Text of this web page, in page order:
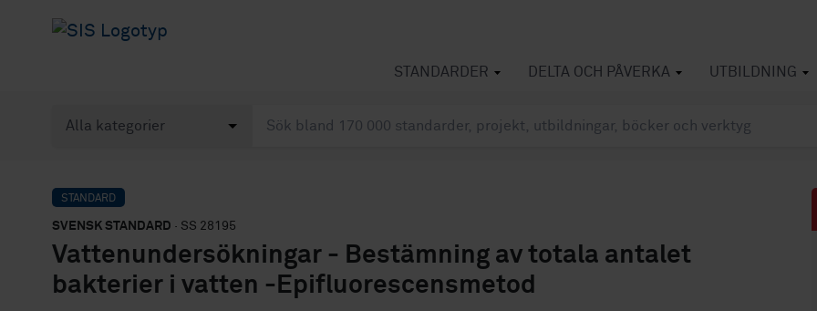
STANDARDER DELTA OCH PÅVERKA UTBILDNING
STANDARD
SVENSK STANDARD · SS 28195
Vattenundersökningar - Bestämning av totala antalet
bakterier i vatten -Epifluorescensmetod